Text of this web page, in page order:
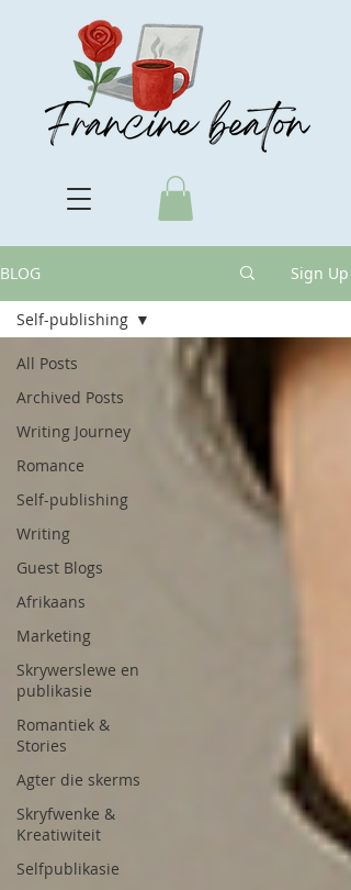
BLOG Sign Up
All Posts
Archived Posts
Writing Journey
Romance
Self-publishing
Writing
Guest Blogs
Afrikaans
Marketing
Skrywerslewe en
publikasie
Romantiek &
Stories
Agter die skerms
Skryfwenke &
Kreatiwiteit
Selfpublikasie
Self-publishing